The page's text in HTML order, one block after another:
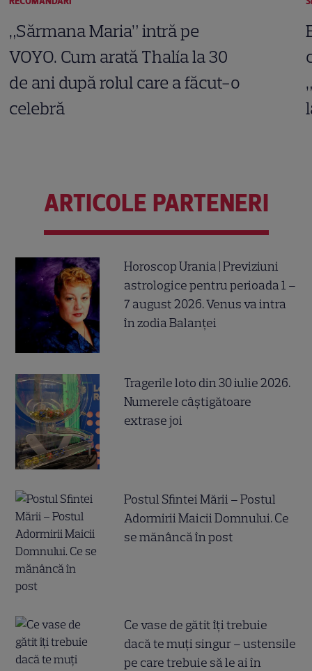
„Sărmana Maria” intră pe
VOYO. Cum arată Thalía la 30
de ani după rolul care a făcut-o
celebră
ARTICOLE PARTENERI
Horoscop Urania | Previziuni
astrologice pentru perioada 1 –
7 august 2026. Venus va intra
în zodia Balanței
Tragerile loto din 30 iulie 2026.
Numerele câştigătoare
extrase joi
Postul Sfintei Mării – Postul
Adormirii Maicii Domnului. Ce
se mănâncă în post
Ce vase de gătit îți trebuie
dacă te muți singur – ustensile
pe care trebuie să le ai în